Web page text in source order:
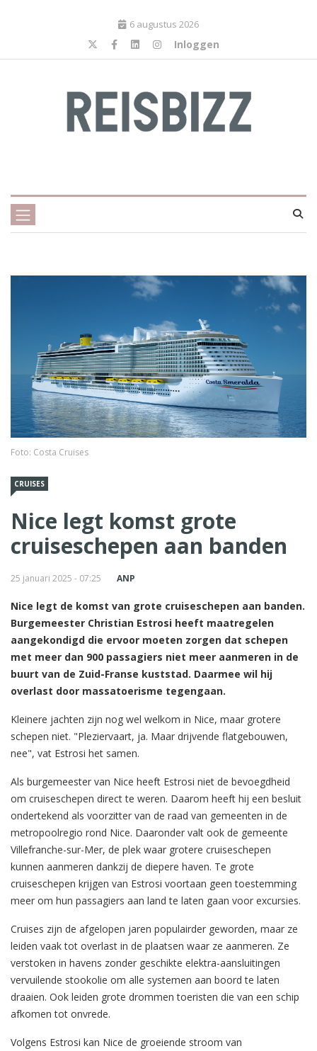
6 augustus 2026
Inloggen
Foto: Costa Cruises
CRUISES
Nice legt komst grote
cruiseschepen aan banden
25 januari 2025 - 07:25 ANP
Nice legt de komst van grote cruiseschepen aan banden.
Burgemeester Christian Estrosi heeft maatregelen
aangekondigd die ervoor moeten zorgen dat schepen
met meer dan 900 passagiers niet meer aanmeren in de
buurt van de Zuid-Franse kuststad. Daarmee wil hij
overlast door massatoerisme tegengaan.
Kleinere jachten zijn nog wel welkom in Nice, maar grotere
schepen niet. "Pleziervaart, ja. Maar drijvende flatgebouwen,
nee", vat Estrosi het samen.
Als burgemeester van Nice heeft Estrosi niet de bevoegdheid
om cruiseschepen direct te weren. Daarom heeft hij een besluit
ondertekend als voorzitter van de raad van gemeenten in de
metropoolregio rond Nice. Daaronder valt ook de gemeente
Villefranche-sur-Mer, de plek waar grotere cruiseschepen
kunnen aanmeren dankzij de diepere haven. Te grote
cruiseschepen krijgen van Estrosi voortaan geen toestemming
meer om hun passagiers aan land te laten gaan voor excursies.
Cruises zijn de afgelopen jaren populairder geworden, maar ze
leiden vaak tot overlast in de plaatsen waar ze aanmeren. Ze
verstoken in havens zonder geschikte elektra-aansluitingen
vervuilende stookolie om alle systemen aan boord te laten
draaien. Ook leiden grote drommen toeristen die van een schip
afkomen tot onvrede.
Volgens Estrosi kan Nice de groeiende stroom van